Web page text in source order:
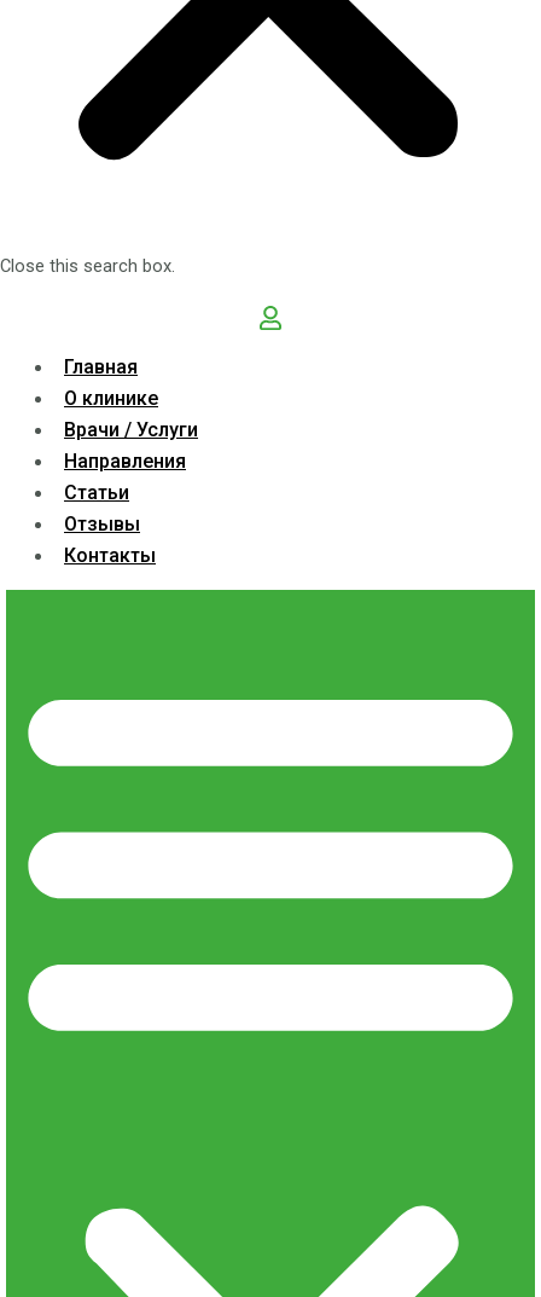
Close this search box.
Главная
О клинике
Врачи / Услуги
Направления
Статьи
Отзывы
Контакты